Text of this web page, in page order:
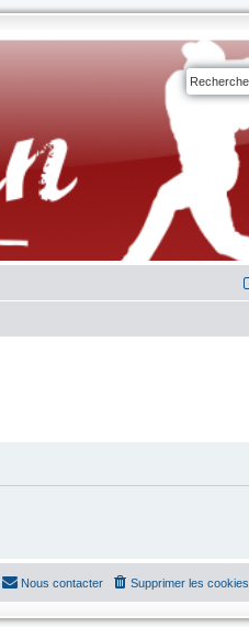
Supprimer les cookies
Nous contacter